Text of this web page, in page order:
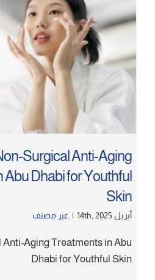
Surgical Anti-Aging
Abu Dhabi for Youthful
Skin
أبريل 14th, 2025 | غير مصنف
Aging Treatments in Abu
Dhabi for Youthful Skin